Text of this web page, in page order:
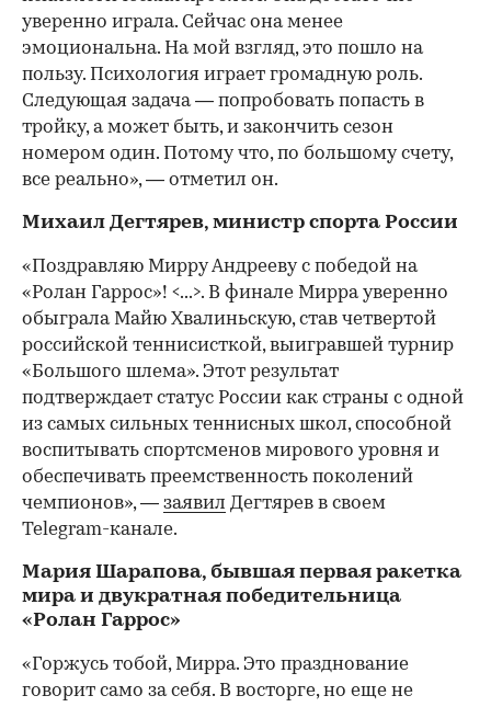
уверенно играла. Сейчас она менее
эмоциональна. На мой взгляд, это пошло на
пользу. Психология играет громадную роль.
Следующая задача — попробовать попасть в
тройку, а может быть, и закончить сезон
номером один. Потому что, по большому счету,
все реально», — отметил он.
Михаил Дегтярев, министр спорта России
«Поздравляю Мирру Андрееву с победой на
«Ролан Гаррос»! <...>. В финале Мирра уверенно
обыграла Майю Хвалиньскую, став четвертой
российской теннисисткой, выигравшей турнир
«Большого шлема». Этот результат
подтверждает статус России как страны с одной
из самых сильных теннисных школ, способной
воспитывать спортсменов мирового уровня и
обеспечивать преемственность поколений
чемпионов», — заявил Дегтярев в своем
Telegram-канале.
Мария Шарапова, бывшая первая ракетка
мира и двукратная победительница
«Ролан Гаррос»
«Горжусь тобой, Мирра. Это празднование
говорит само за себя. В восторге, но еще не